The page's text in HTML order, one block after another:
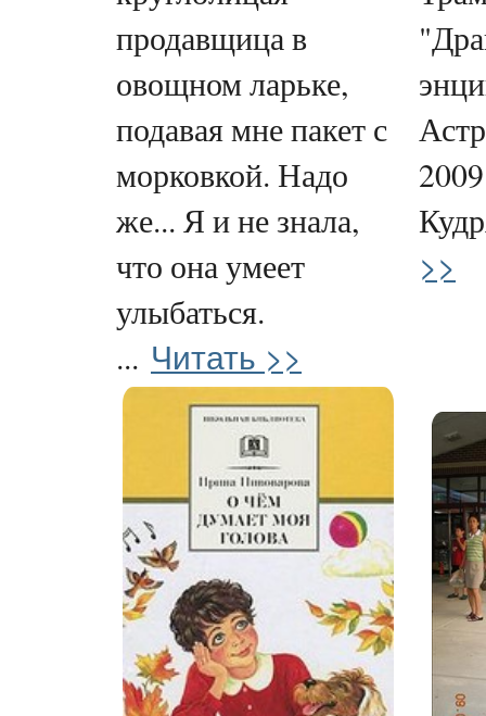
продавщица в
овощном ларьке,
подавая мне пакет с
морковкой. Надо
же... Я и не знала,
что она умеет
улыбаться.
... Читать >>
>>